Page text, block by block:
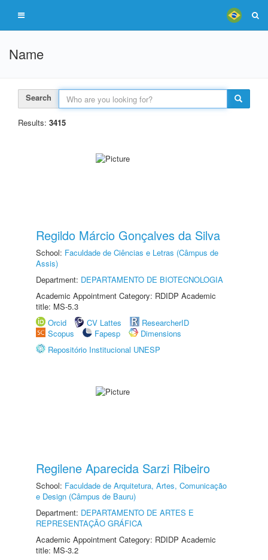
Name
Search
Results: 3415
Regildo Márcio Gonçalves da Silva
School: Faculdade de Ciências e Letras (Câmpus de
Assis)
Department: DEPARTAMENTO DE BIOTECNOLOGIA
Academic Appointment Category: RDIDP Academic
title: MS-5.3
Orcid
CV Lattes
ResearcherID
Scopus
Fapesp
Dimensions
Repositório Institucional UNESP
Regilene Aparecida Sarzi Ribeiro
School: Faculdade de Arquitetura, Artes, Comunicação
e Design (Câmpus de Bauru)
Department: DEPARTAMENTO DE ARTES E
REPRESENTAÇÃO GRÁFICA
Academic Appointment Category: RDIDP Academic
title: MS-3.2